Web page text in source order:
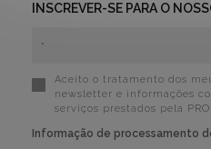
INSCREVER-SE PARA O
Aceito o tratamento dos
newsletter e informações
serviços prestados pela
Informação de processamento